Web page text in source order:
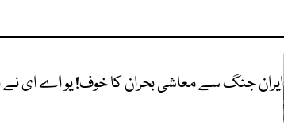
ایران جنگ سے معاشی بحران کا خوف! یو اے ای نے